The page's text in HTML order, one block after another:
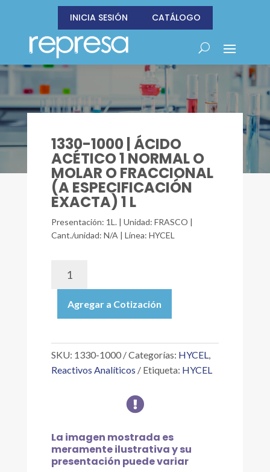
INICIA SESIÓN CATÁLOGO
1330-1000 | ÁCIDO
ACÉTICO 1 NORMAL O
MOLAR O FRACCIONAL
(A ESPECIFICACIÓN
EXACTA) 1 L
Presentación: 1L. | Unidad: FRASCO |
Cant./unidad: N/A | Línea: HYCEL
1000
ÁCIDO
ACÉTICO
NORMAL
MOLAR
ESPECIFICACIÓN
EXACTA)
1
Agregar a Cotización
SKU: 1330-1000 Categorías: HYCEL,
Reactivos Analíticos
Etiqueta: HYCEL

La imagen mostrada es
meramente ilustrativa y su
presentación puede variar